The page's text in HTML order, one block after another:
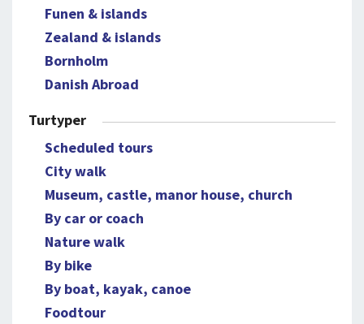
Funen & islands
Zealand & islands
Bornholm
Danish Abroad
Turtyper
Scheduled tours
City walk
Museum, castle, manor house, church
By car or coach
Nature walk
By bike
By boat, kayak, canoe
Foodtour